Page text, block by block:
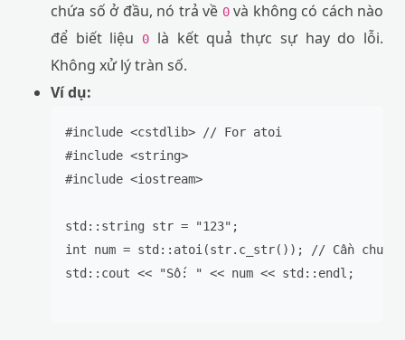
chứa số ở đầu, nó trả về 0và không có cách nào
để biết liệu
0
là kết quả thực sự hay do lỗi.
Không xử lý tràn số.
Ví dụ:
#include <cstdlib> // For atoi
#include <string>
#include <iostream>
std::string str = "123";
int num = std::atoi(str.c_str()); // Cần
std::cout << "Số: " << num << std::endl;